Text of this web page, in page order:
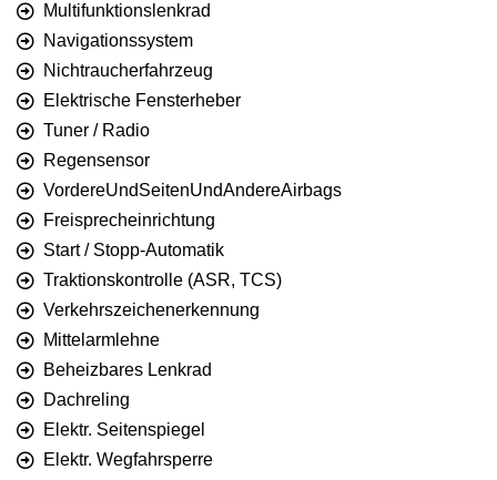
Multifunktionslenkrad
Navigationssystem
Nichtraucherfahrzeug
Elektrische Fensterheber
Tuner / Radio
Regensensor
VordereUndSeitenUndAndereAirbags
Freisprecheinrichtung
Start / Stopp-Automatik
Traktionskontrolle (ASR, TCS)
Verkehrszeichenerkennung
Mittelarmlehne
Beheizbares Lenkrad
Dachreling
Elektr. Seitenspiegel
Elektr. Wegfahrsperre